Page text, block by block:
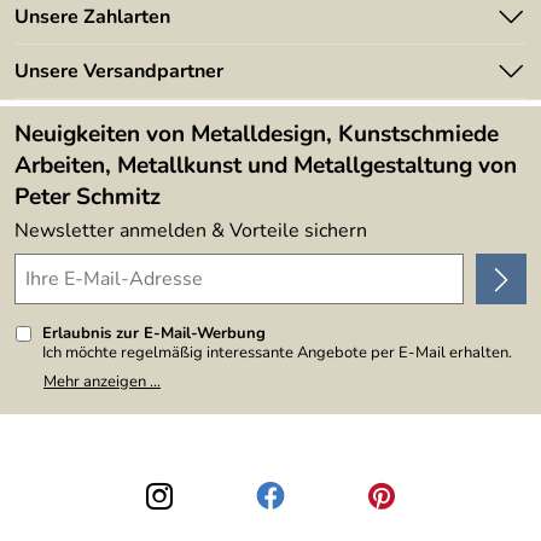
Kundeninformationen
Newsletter
Lieferbedingungen
Angebote
Kundenbewertungen (394)
4,9/5
Unsere Zahlarten
Unsere Versandpartner
Neuigkeiten von Metalldesign, Kunstschmiede
Arbeiten, Metallkunst und Metallgestaltung von
Peter Schmitz
Newsletter anmelden & Vorteile sichern
Erlaubnis zur E-Mail-Werbung
Ich möchte regelmäßig interessante Angebote per E-Mail erhalten.
Meine E-Mail-Adresse wird nicht an andere Unternehmen
weitergegeben. Zu statistischen Zwecken wird in anonymer Form
den Link "Abmelden" am Ende des Newsletters anklicke. Die
Datenschutzerklärung
habe ich zur Kenntnis genommen.
Mehr anzeigen ...